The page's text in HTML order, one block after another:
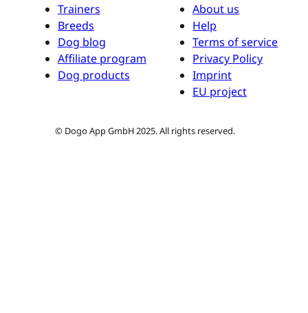
Trainers
Breeds
Dog blog
Affiliate program
Dog products
About us
Help
Terms of service
Privacy Policy
Imprint
EU project
© Dogo App GmbH 2025. All rights reserved.